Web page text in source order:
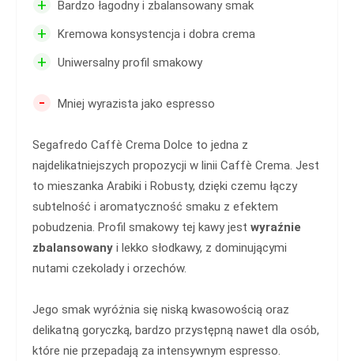
+ Bardzo łagodny i zbalansowany smak
+ Kremowa konsystencja i dobra crema
+ Uniwersalny profil smakowy
- Mniej wyrazista jako espresso
Segafredo Caffè Crema Dolce to jedna z
najdelikatniejszych propozycji w linii Caffè Crema. Jest
to mieszanka Arabiki i Robusty, dzięki czemu łączy
subtelność i aromatyczność smaku z efektem
pobudzenia. Profil smakowy tej kawy jest wyraźnie
zbalansowany i lekko słodkawy, z dominującymi
nutami czekolady i orzechów.
Jego smak wyróżnia się niską kwasowością oraz
delikatną goryczką, bardzo przystępną nawet dla osób,
które nie przepadają za intensywnym espresso.